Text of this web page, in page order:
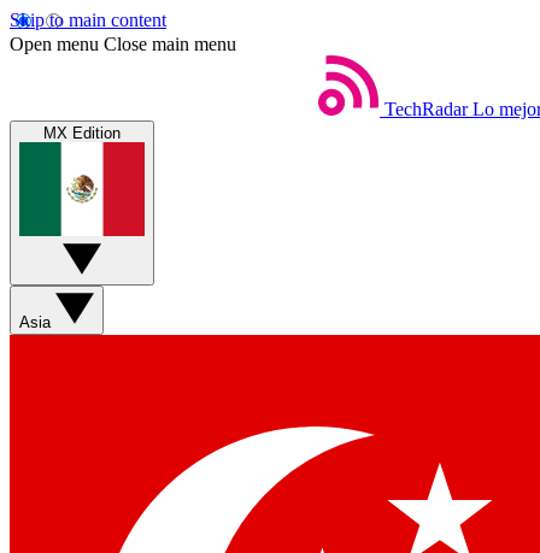
Skip to main content
Open menu Close main menu
TechRadar Lo
MX Edition
Asia